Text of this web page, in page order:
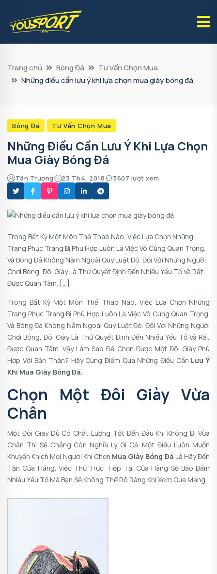
Trang chủ Bóng Đá
Tư Vấn Chọn Mua
Những điều cần lưu ý khi lựa chọn mua giày bóng đá
Bóng Đá Tư Vấn Chọn Mua
Những Điều Cần Lưu Ý Khi Lựa Chọn
Mua Giày Bóng Đá
Tân Trương 23 Th4, 2018 3607 lượt xem
Trong Bất Kỳ Một Môn Thể Thao Nào, Việc Lựa Chọn Những
Trang Phục Trang Bị Phù Hợp Luôn Là Việc Vô Cùng Quan Trọng.
Và Bóng Đá Không Nằm Ngoài Quy Luật Đó. Đối Với Những Người
Chơi Bóng, Đôi Giày Là Thứ Quyết Định Đến Nhiều Yếu Tố Và Rất
Được Quan Tâm. […]
Trong Bất Kỳ Một Môn Thể Thao Nào, Việc Lựa Chọn Những
Trang Phục Trang Bị Phù Hợp Luôn Là Việc Vô Cùng Quan Trọng.
Và Bóng Đá Không Nằm Ngoài Quy Luật Đó. Đối Với Những Người
Chơi Bóng, Đôi Giày Là Thứ Quyết Định Đến Nhiều Yếu Tố Và Rất
Được Quan Tâm. Vậy Làm Sao Để Chọn Được Một Đôi Giày Phù
Hợp Với Bản Thân? Hãy Cùng Điểm Qua Những Điều Cần Lưu Ý
Khi Mua Giày Bóng Đá.
Chọn Một Đôi Giày Vừa
Chân
Một Đôi Giày Dù Có Chất Lượng Tốt Đến Đâu Khi Không Đi Vừa
Chân Thì Sẽ Chẳng Còn Nghĩa Lý Gì Cả. Một Điều Luôn Muốn
Khuyến Khích Mọi Người Khi Chọn Mua Giày Bóng Đá Là Hãy Đến
Tận Cửa Hàng. Việc Thử Trực Tiếp Tại Cửa Hàng Sẽ Bảo Đảm
Nhiều Yếu Tố Mà Bạn Sẽ Không Thể Rõ Ràng Khi Xem Qua Mạng.